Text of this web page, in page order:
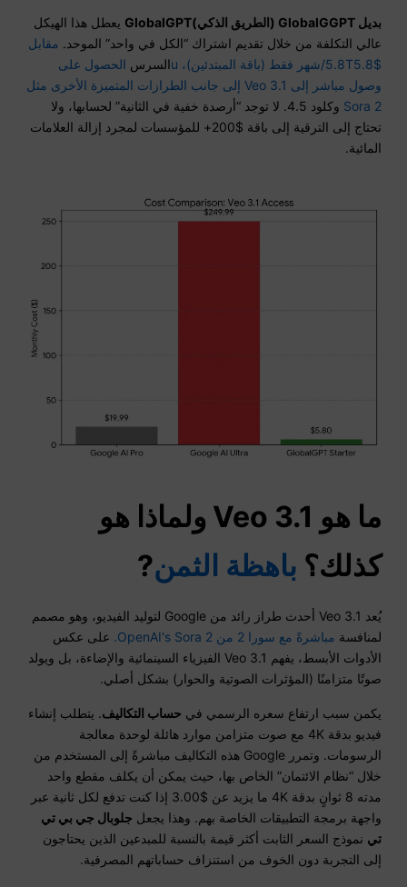
بديل GlobalGGPT (الطريق الذكي)GlobalGPT
يعطل هذا الهيكل
عالي التكلفة من خلال تقديم اشتراك “الكل في واحد” الموحد. مقابل
$5.8T5.8/شهر فقط (باقة المبتدئين)، u
السرس الحصول على
وصول مباشر إلى Veo 3.1 إلى جانب الطرازات المتميزة الأخرى مثل
Sora 2
وكلود 4.5. لا توجد “أرصدة خفية في الثانية” لحسابها، ولا
تحتاج إلى الترقية إلى باقة $200+ للمؤسسات لمجرد إزالة العلامات
المائية.
ما هو Veo 3.1 ولماذا هو
كذلك؟ باهظة الثمن?
يُعد Veo 3.1 أحدث طراز رائد من Google لتوليد الفيديو، وهو مصمم
لمنافسة مباشرةً مع سورا 2 من OpenAI's Sora 2.
على عكس
الأدوات الأبسط، يفهم Veo 3.1 الفيزياء السينمائية والإضاءة، بل ويولد
صوتًا متزامنًا (المؤثرات الصوتية والحوار) بشكل أصلي.
يكمن سبب ارتفاع سعره الرسمي في حساب التكاليف. يتطلب إنشاء
فيديو بدقة 4K مع صوت متزامن موارد هائلة لوحدة معالجة
الرسومات. وتمرر Google هذه التكاليف مباشرةً إلى المستخدم من
خلال “نظام الائتمان” الخاص بها، حيث يمكن أن يكلف مقطع واحد
مدته 8 ثوانٍ بدقة 4K ما يزيد عن $3.00 إذا كنت تدفع لكل ثانية عبر
واجهة برمجة التطبيقات الخاصة بهم. وهذا يجعل جلوبال جي بي تي
تي نموذج السعر الثابت أكثر قيمة بالنسبة للمبدعين الذين يحتاجون
إلى التجربة دون الخوف من استنزاف حساباتهم المصرفية.